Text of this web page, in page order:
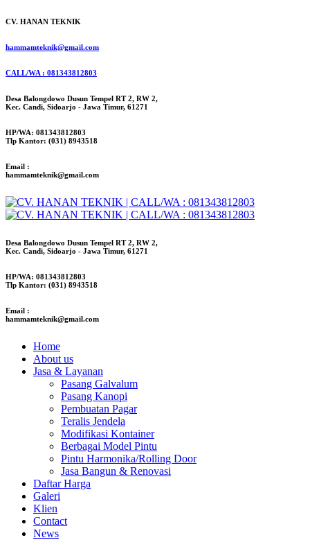
CV. HANAN TEKNIK
hammamteknik@gmail.com
CALL/WA : 081343812803
Desa Balongdowo Dusun Tempel RT 2, RW 2,
Kec. Candi, Sidoarjo - Jawa Timur, 61271
HP/WA: 081343812803
Tlp Kantor: (031) 8943518
Email :
hammamteknik@gmail.com
Desa Balongdowo Dusun Tempel RT 2, RW 2,
Kec. Candi, Sidoarjo - Jawa Timur, 61271
HP/WA: 081343812803
Tlp Kantor: (031) 8943518
Email :
hammamteknik@gmail.com
Home
About us
Jasa & Layanan
Pasang Galvalum
Pasang Kanopi
Pembuatan Pagar
Teralis Jendela
Modifikasi Kontainer
Berbagai Model Pintu
Pintu Harmonika/Rolling Door
Jasa Bangun & Renovasi
Daftar Harga
Galeri
Klien
Contact
News